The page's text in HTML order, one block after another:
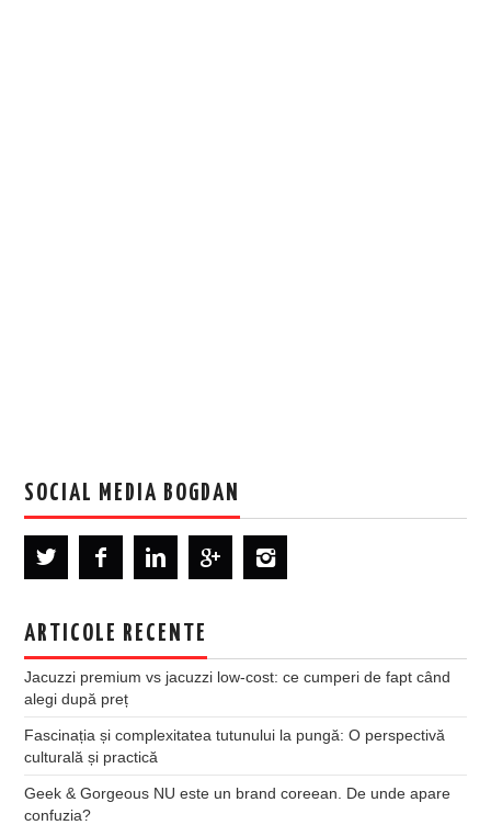
SOCIAL MEDIA BOGDAN
ARTICOLE RECENTE
Jacuzzi premium vs jacuzzi low-cost: ce cumperi de fapt când
alegi după preț
Fascinația și complexitatea tutunului la pungă: O perspectivă
culturală și practică
Geek & Gorgeous NU este un brand coreean. De unde apare
confuzia?